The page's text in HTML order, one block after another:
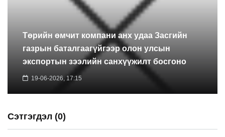
Төрийн өмчит компани анх удаа Засгийн
газрын баталгаагүйгээр олон улсын
экспортын зээлийн санхүүжилт босгоно
19-06-2026, 17:15
Сэтгэгдэл (0)